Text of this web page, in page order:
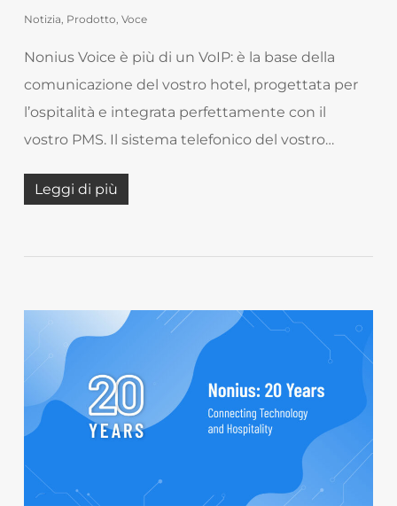
Notizia Prodotto Voce
Nonius Voice è più di un VoIP: è la base della
comunicazione del vostro hotel, progettata per
l’ospitalità e integrata perfettamente con il
vostro PMS. Il sistema telefonico del vostro…
Leggi di più